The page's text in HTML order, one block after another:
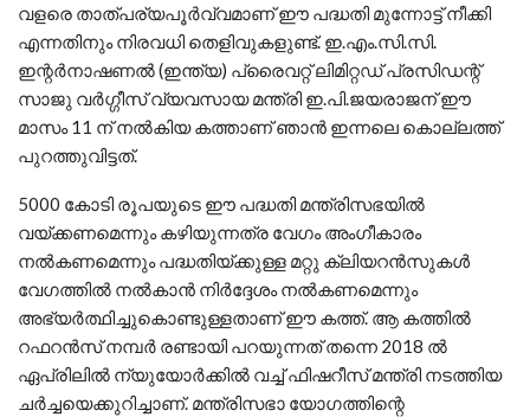
വളരെ താത്പര്യപൂര്‍വ്വമാണ് ഈ പദ്ധതി മുന്നോട്ട് നീക്കി
എന്നതിനും നിരവധി തെളിവുകളുണ്ട്. ഇ.എം.സി.സി.
ഇന്റര്‍നാഷണല്‍ (ഇന്ത്യ) പ്രൈവറ്റ് ലിമിറ്റഡ് പ്രസിഡന്റ്
സാജു വര്‍ഗ്ഗീസ് വ്യവസായ മന്ത്രി ഇ.പി.ജയരാജന് ഈ
മാസം 11 ന് നല്‍കിയ കത്താണ് ഞാന്‍ ഇന്നലെ കൊല്ലത്ത്
പുറത്തുവിട്ടത്.
5000 കോടി രൂപയുടെ ഈ പദ്ധതി മന്ത്രിസഭയില്‍
വയ്ക്കണമെന്നും കഴിയുന്നത്ര വേഗം അംഗീകാരം
നല്‍കണമെന്നും പദ്ധതിയ്ക്കുള്ള മറ്റു ക്ലിയറന്‍സുകള്‍
വേഗത്തില്‍ നല്‍കാന്‍ നിര്‍ദ്ദേശം നല്‍കണമെന്നും
അഭ്യര്‍ത്ഥിച്ചുകൊണ്ടുള്ളതാണ് ഈ കത്ത്. ആ കത്തില്‍
റഫറന്‍സ് നമ്പര്‍ രണ്ടായി പറയുന്നത് തന്നെ 2018 ല്‍
ഏപ്രിലില്‍ ന്യുയോര്‍ക്കില്‍ വച്ച് ഫിഷറീസ് മന്ത്രി നടത്തിയ
ചര്‍ച്ചയെക്കുറിച്ചാണ്. മന്ത്രിസഭാ യോഗത്തിന്റെ